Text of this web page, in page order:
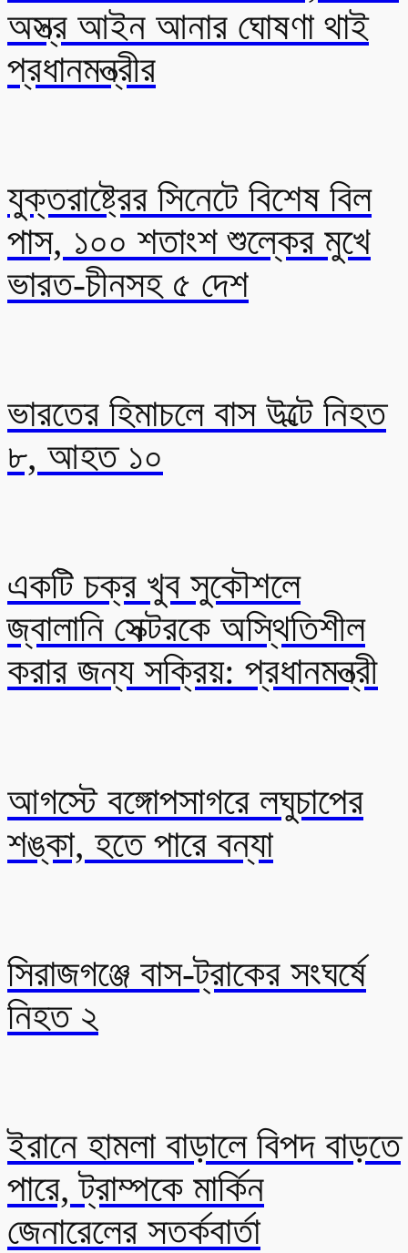
অস্ত্র আইন আনার ঘোষণা থাই
প্রধানমন্ত্রীর
যুক্তরাষ্ট্রের সিনেটে বিশেষ বিল
পাস, ১০০ শতাংশ শুল্কের মুখে
ভারত-চীনসহ ৫ দেশ
ভারতের হিমাচলে বাস উল্টে নিহত
৮, আহত ১০
একটি চক্র খুব সুকৌশলে
জ্বালানি সেক্টরকে অস্থিতিশীল
করার জন্য সক্রিয়: প্রধানমন্ত্রী
আগস্টে বঙ্গোপসাগরে লঘুচাপের
শঙ্কা, হতে পারে বন্যা
সিরাজগঞ্জে বাস-ট্রাকের সংঘর্ষে
নিহত ২
ইরানে হামলা বাড়ালে বিপদ বাড়তে
পারে, ট্রাম্পকে মার্কিন
জেনারেলের সতর্কবার্তা